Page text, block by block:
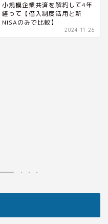
小規模企業共済を解約して4年
経って【借入制度活用と新
NISAのみで比較】
2024-11-26